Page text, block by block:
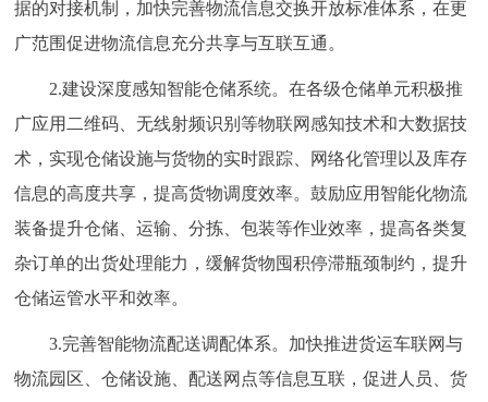
据的对接机制，加快完善物流信息交换开放标准体系，在更
广范围促进物流信息充分共享与互联互通。
2.建设深度感知智能仓储系统。在各级仓储单元积极推
广应用二维码、无线射频识别等物联网感知技术和大数据技
术，实现仓储设施与货物的实时跟踪、网络化管理以及库存
信息的高度共享，提高货物调度效率。鼓励应用智能化物流
装备提升仓储、运输、分拣、包装等作业效率，提高各类复
杂订单的出货处理能力，缓解货物囤积停滞瓶颈制约，提升
仓储运管水平和效率。
3.完善智能物流配送调配体系。加快推进货运车联网与
物流园区、仓储设施、配送网点等信息互联，促进人员、货